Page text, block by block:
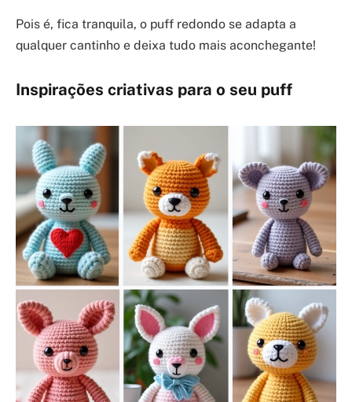
Pois é, fica tranquila, o puff redondo se adapta a
qualquer cantinho e deixa tudo mais aconchegante!
Inspirações criativas para o seu puff